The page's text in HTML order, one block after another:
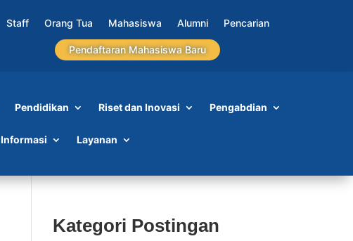
Staff Orang Tua Mahasiswa Alumni Pencarian
Pendaftaran Mahasiswa Baru
Pendidikan Riset dan Inovasi Pengabdian
Informasi Layanan
Kategori Postingan